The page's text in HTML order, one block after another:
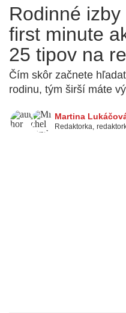
Rodinné
first minute
25 tipov na
Čím skôr začnete
rodinu, tým širší máte
Martina
Redaktorka,